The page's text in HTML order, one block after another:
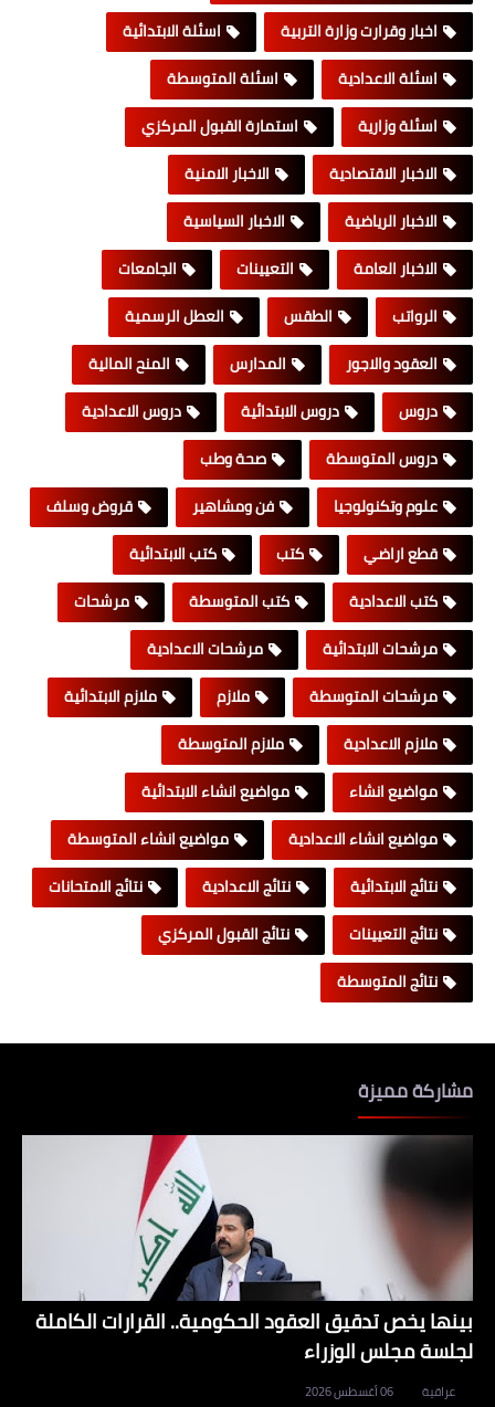
اخبار وقرارت وزارة التربية
اسئلة الابتدائية
اسئلة الاعدادية
اسئلة المتوسطة
اسئلة وزارية
استمارة القبول المركزي
الاخبار الاقتصادية
الاخبار الامنية
الاخبار الرياضية
الاخبار السياسية
الاخبار العامة
التعيينات
الجامعات
الرواتب
الطقس
العطل الرسمية
العقود والاجور
المدارس
المنح المالية
دروس
دروس الابتدائية
دروس الاعدادية
دروس المتوسطة
صحة وطب
علوم وتكنولوجيا
فن ومشاهير
قروض وسلف
قطع اراضي
كتب
كتب الابتدائية
كتب الاعدادية
كتب المتوسطة
مرشحات
مرشحات الابتدائية
مرشحات الاعدادية
مرشحات المتوسطة
ملازم
ملازم الابتدائية
ملازم الاعدادية
ملازم المتوسطة
مواضيع انشاء
مواضيع انشاء الابتدائية
مواضيع انشاء الاعدادية
مواضيع انشاء المتوسطة
نتائج الابتدائية
نتائج الاعدادية
نتائج الامتحانات
نتائج التعيينات
نتائج القبول المركزي
نتائج المتوسطة
مشاركة مميزة
بينها يخص تدقيق العقود الحكومية.. القرارات الكاملة
لجلسة مجلس الوزراء
عراقية 06 أغسطس 2026